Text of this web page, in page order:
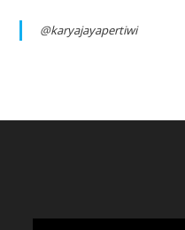
@karyajayapertiwi